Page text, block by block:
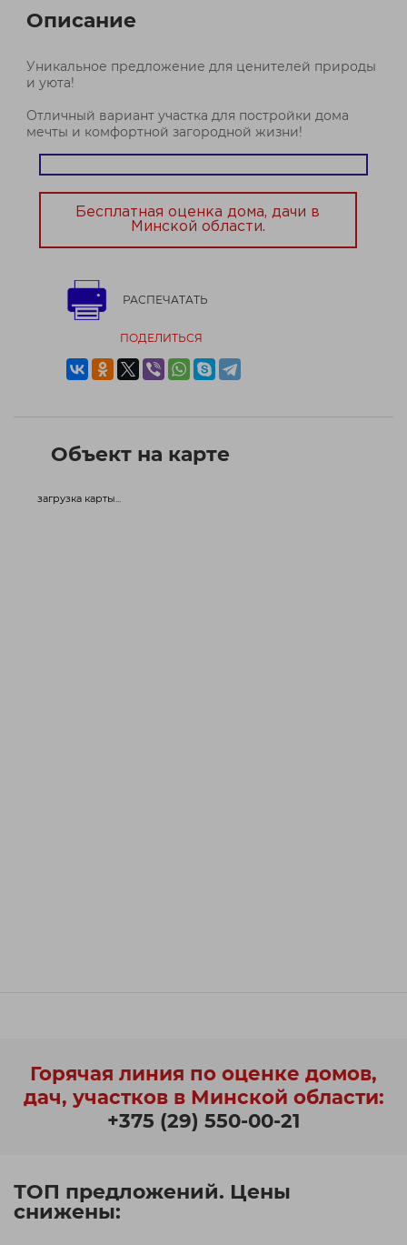
Описание
Уникальное предложение для ценителей природы
и уюта!
Отличный вариант участка для постройки дома
мечты и комфортной загородной жизни!
Бесплатная оценка дома, дачи в
Минской области.
РАСПЕЧАТАТЬ
ПОДЕЛИТЬСЯ
Объект на карте
загрузка карты...
Горячая линия по оценке домов,
дач, участков в Минской области:
+375 (29) 550-00-21
ТОП предложений. Цены
снижены: